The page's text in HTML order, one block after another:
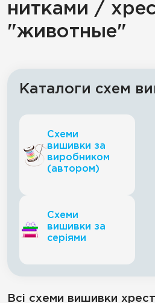
нитками /
"животные"
Каталоги схем
Схеми
вишивки за
виробником
(автором)
Схеми
вишивки за
серіями
Всі схеми вишивки